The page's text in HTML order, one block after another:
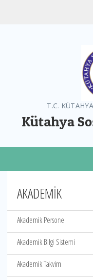
T.C.
Kütahya
AKADEMİK
Akademik Personel
Akademik Bilgi Sistemi
Akademik Takvim